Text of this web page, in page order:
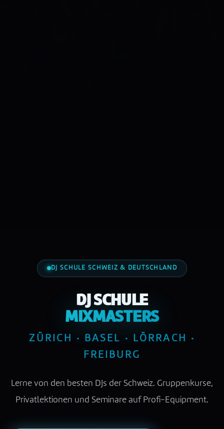
DJ SCHULE SCHWEIZ & DEUTSCHLAND
DJ SCHULE
MIXMASTERS
ZÜRICH · BASEL · LÖRRACH ·
FREIBURG
Lerne von den besten DJs der Schweiz. Gruppenkurse,
Privatlektionen und Seminare auf Profi-Equipment.